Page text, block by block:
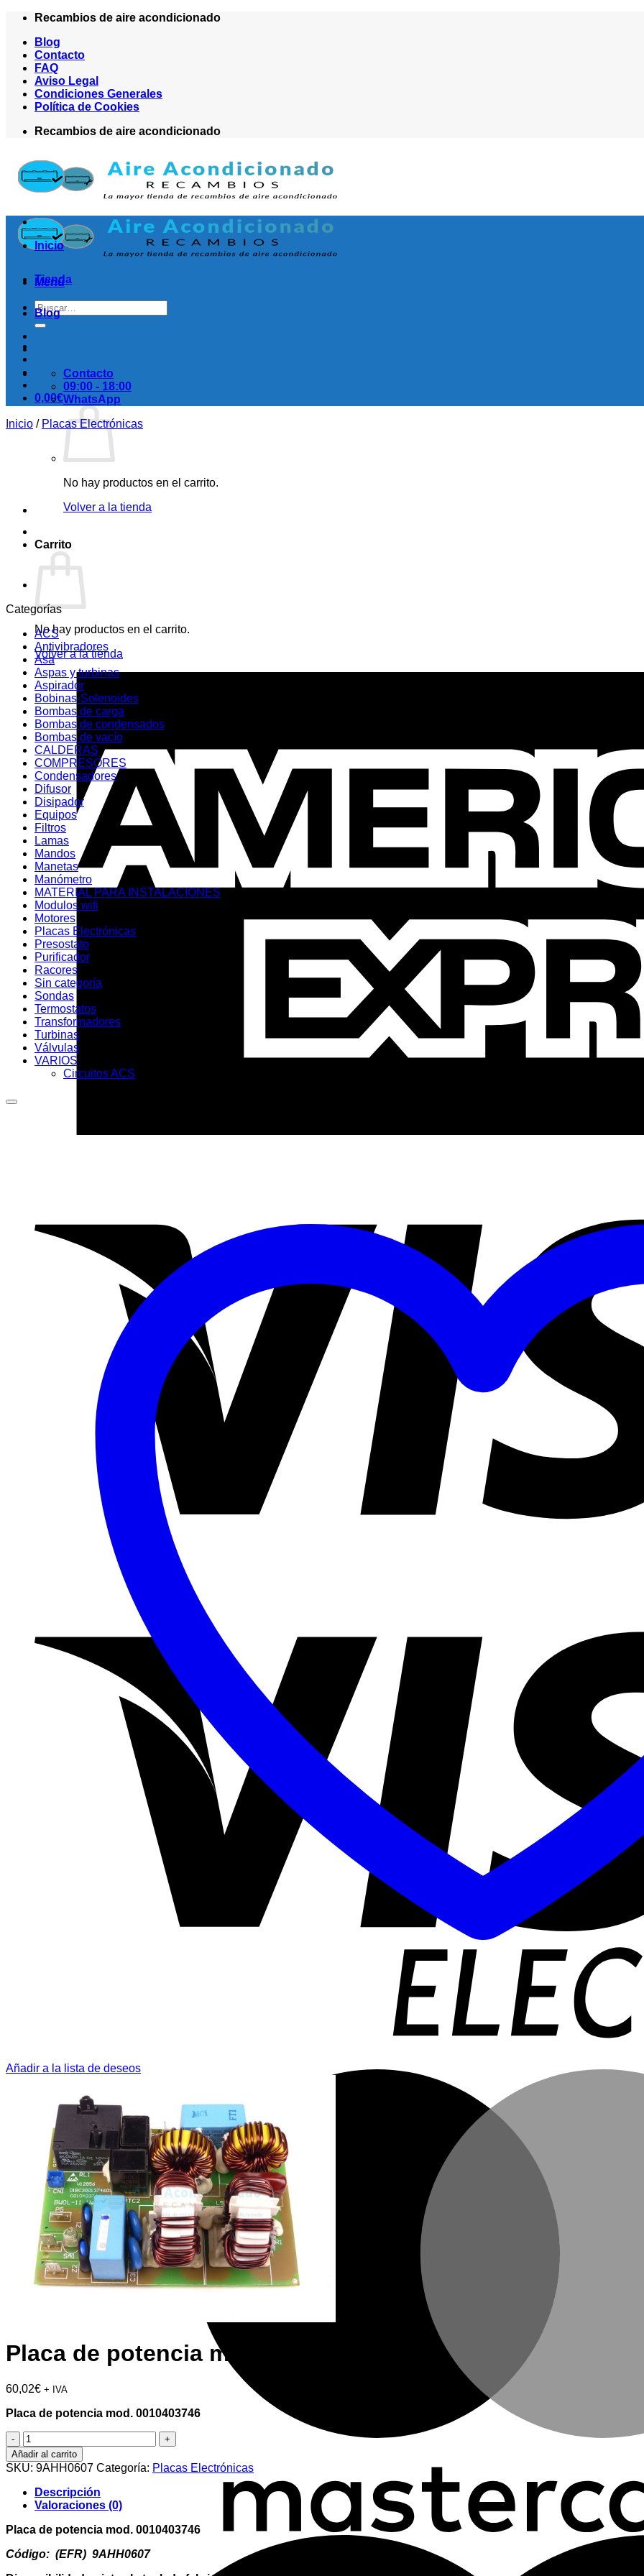
Saltar
contenido
Recambios de aire acondicionado
Blog
Contacto
FAQ
Aviso Legal
Condiciones Generales
Política de Cookies
Recambios de aire acondicionado
Menú
Buscar
por:
0,00€
No hay productos en el carrito.
Volver a la tienda
Carrito
No hay productos en el carrito.
Volver a la tienda
Inicio
Tienda
Blog
Contacto
09:00 - 18:00
WhatsApp
Inicio / Placas Electrónicas
Categorías
ACS
Antivibradores
Asa
Aspas y turbinas
Aspirador
Bobinas-Solenoides
Bombas de carga
Bombas de condensados
Bombas de vacío
CALDERAS
COMPRESORES
Condensadores
Difusor
Disipador
Equipos
Filtros
Lamas
Mandos
Manetas
Manómetro
MATERIAL PARA INSTALACIONES
Modulos wifi
Motores
Placas Electrónicas
Presostato
Purificador
Racores
Sin categoría
Sondas
Termostatos
Transformadores
Turbinas
Válvulas
VARIOS
Circuitos ACS
Añadir a la lista de deseos
Placa de potencia mod. 0010403746
60,02€ + IVA
Placa de potencia mod. 0010403746
Placa
de
potencia
mod.
0010403746
cantidad
Añadir al carrito
SKU: 9AHH0607 Categoría: Placas Electrónicas
Descripción
Valoraciones (0)
Placa de potencia mod. 0010403746
Código: (EFR) 9AHH0607